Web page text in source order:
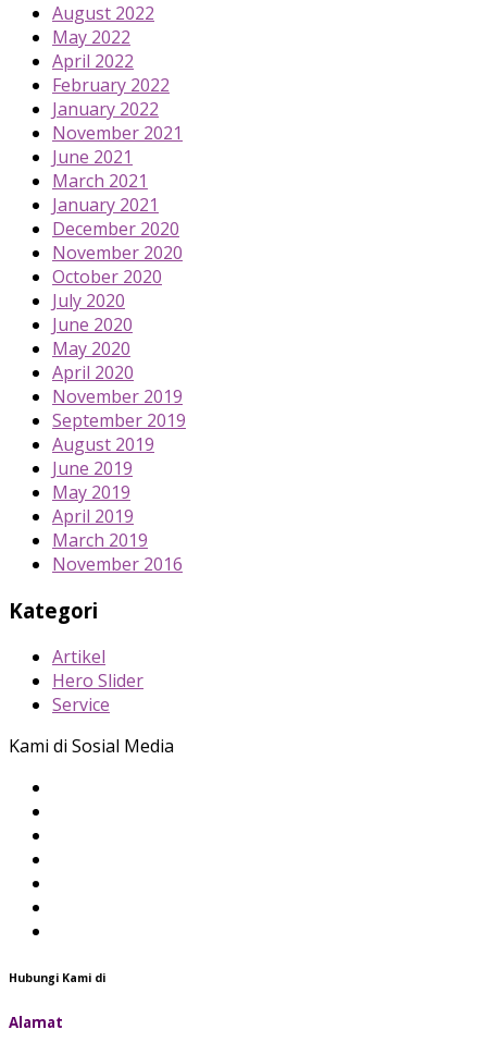
August 2022
May 2022
April 2022
February 2022
January 2022
November 2021
June 2021
March 2021
January 2021
December 2020
November 2020
October 2020
July 2020
June 2020
May 2020
April 2020
November 2019
September 2019
August 2019
June 2019
May 2019
April 2019
March 2019
November 2016
Kategori
Artikel
Hero Slider
Service
Kami di Sosial Media
Hubungi Kami di
Alamat